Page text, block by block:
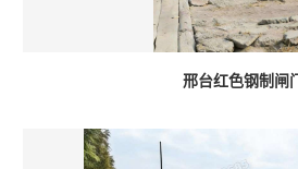
邢台红色钢制闸门